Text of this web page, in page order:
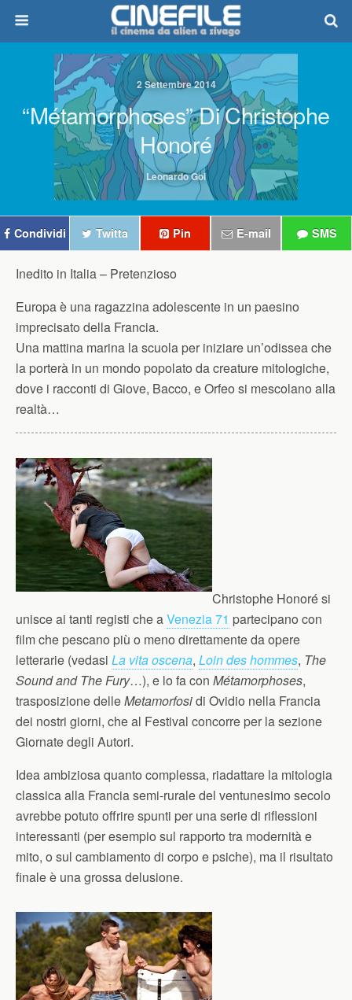
2 Settembre 2014
“Métamorphoses” Di Christophe
Honoré
Leonardo Goi
Condividi Twitta Pin E-mail SMS
Inedito in Italia – Pretenzioso
Europa è una ragazzina adolescente in un paesino
imprecisato della Francia.
Una mattina marina la scuola per iniziare un’odissea che
la porterà in un mondo popolato da creature mitologiche,
dove i racconti di Giove, Bacco, e Orfeo si mescolano alla
realtà…
Christophe Honoré si
unisce ai tanti registi che aVenezia 71 partecipano con
film che pescano più o meno direttamente da opere
letterarie (vedasi La vita oscena, Loin des hommes, The
Sound and The Fury…), e lo fa con Métamorphoses,
trasposizione delleMetamorfosidi Ovidio nella Francia
dei nostri giorni, che al Festival concorre per la sezione
Giornate degli Autori.
Idea ambiziosa quanto complessa, riadattare la mitologia
classica alla Francia semi-rurale del ventunesimo secolo
avrebbe potuto offrire spunti per una serie di riflessioni
interessanti (per esempio sul rapporto tra modernità e
mito, o sul cambiamento di corpo e psiche), ma il risultato
finale è una grossa delusione.